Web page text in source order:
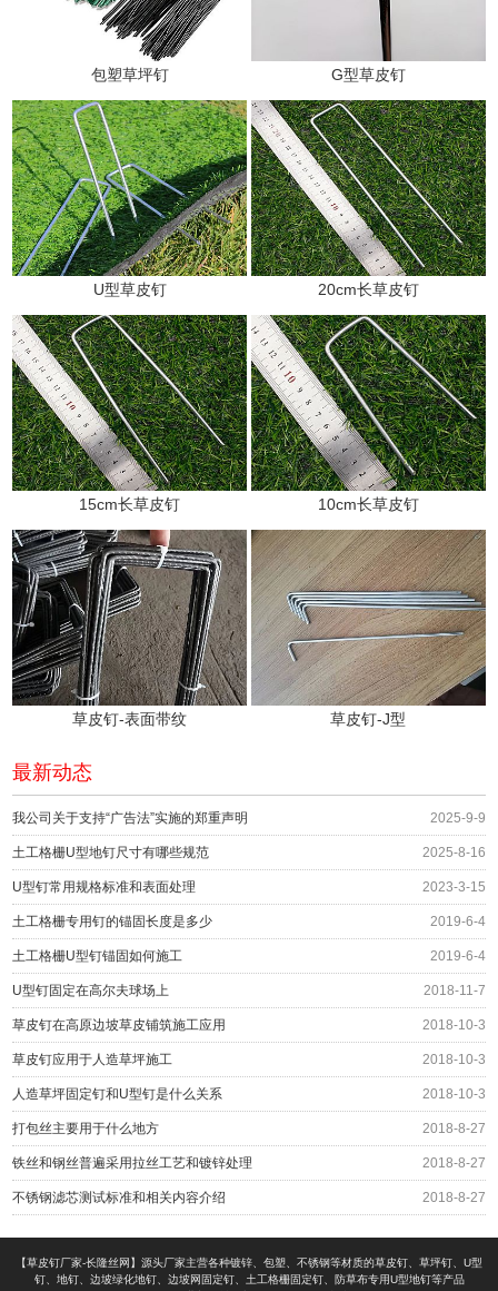
包塑草坪钉 G型草皮钉
U型草皮钉 20cm长草皮钉
15cm长草皮钉 10cm长草皮钉
草皮钉-表面带纹 草皮钉-J型
最新动态
我公司关于支持“广告法”实施的郑重声明 2025-9-9
土工格栅U型地钉尺寸有哪些规范 2025-8-16
U型钉常用规格标准和表面处理 2023-3-15
土工格栅专用钉的锚固长度是多少 2019-6-4
土工格栅U型钉锚固如何施工 2019-6-4
U型钉固定在高尔夫球场上 2018-11-7
草皮钉在高原边坡草皮铺筑施工应用 2018-10-3
草皮钉应用于人造草坪施工 2018-10-3
人造草坪固定钉和U型钉是什么关系 2018-10-3
打包丝主要用于什么地方 2018-8-27
铁丝和钢丝普遍采用拉丝工艺和镀锌处理 2018-8-27
不锈钢滤芯测试标准和相关内容介绍 2018-8-27
【草皮钉厂家-长隆丝网】源头厂家主营各种镀锌、包塑、不锈钢等材质的草皮钉、草坪钉、U型
钉、地钉、边坡绿化地钉、边坡网固定钉、土工格栅固定钉、防草布专用U型地钉等产品